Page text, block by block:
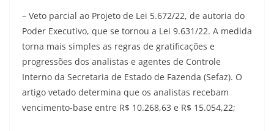
– Veto parcial ao Projeto de Lei 5.672/22, de autoria do
Poder Executivo, que se tornou a Lei 9.631/22. A medida
torna mais simples as regras de gratificações e
progressões dos analistas e agentes de Controle
Interno da Secretaria de Estado de Fazenda (Sefaz). O
artigo vetado determina que os analistas recebam
vencimento-base entre R$ 10.268,63 e R$ 15.054,22;